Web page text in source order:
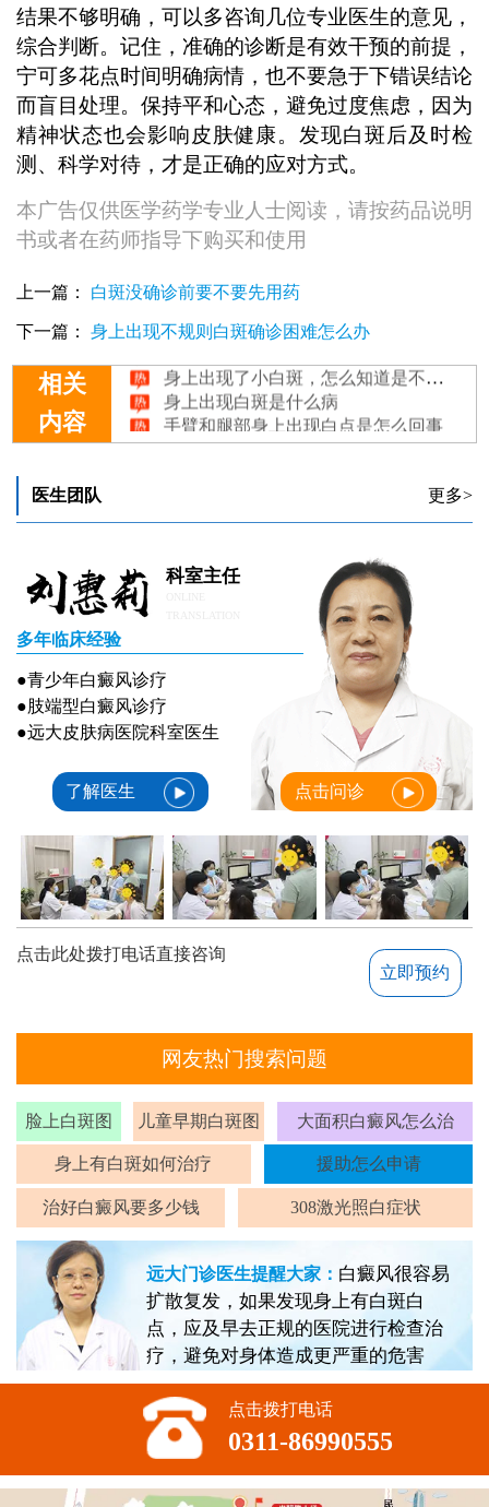
结果不够明确，可以多咨询几位专业医生的意见，
综合判断。记住，准确的诊断是有效干预的前提，
宁可多花点时间明确病情，也不要急于下错误结论
而盲目处理。保持平和心态，避免过度焦虑，因为
精神状态也会影响皮肤健康。发现白斑后及时检
测、科学对待，才是正确的应对方式。
本广告仅供医学药学专业人士阅读，请按药品说明
书或者在药师指导下购买和使用
上一篇： 白斑没确诊前要不要先用药
下一篇： 身上出现不规则白斑确诊困难怎么办
相关
内容
身上出现不规则白斑确诊困难怎么办
身上出现白斑是什么病
手臂和腿部身上出现白点是怎么回事
医生团队 更多>
科室主任
多年临床经验
●青少年白癜风诊疗
●肢端型白癜风诊疗
●远大皮肤病医院科室医生
了解医生 点击问诊
点击此处拨打电话直接咨询
立即预约
网友热门搜索问题
脸上白斑图 儿童早期白斑图 大面积白癜风怎么治
身上有白斑如何治疗 援助怎么申请
治好白癜风要多少钱 308激光照白症状
远大门诊医生提醒大家： 白癜风很容易
扩散复发，如果发现身上有白斑白
点，应及早去正规的医院进行检查治
疗，避免对身体造成更严重的危害
点击拨打电话
0311-86990555